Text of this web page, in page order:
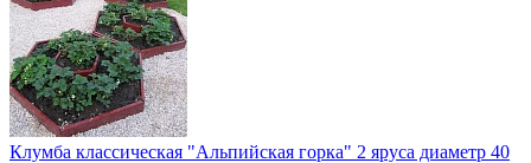
Клумба классическая "Альпийская горка" 2 яруса диаметр 40